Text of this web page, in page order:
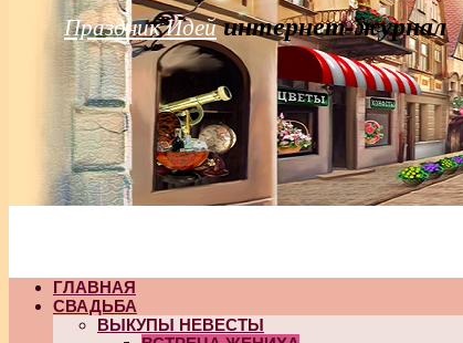
Праздник Идей интернет-журнал
ГЛАВНАЯ
СВАДЬБА
ВЫКУПЫ НЕВЕСТЫ